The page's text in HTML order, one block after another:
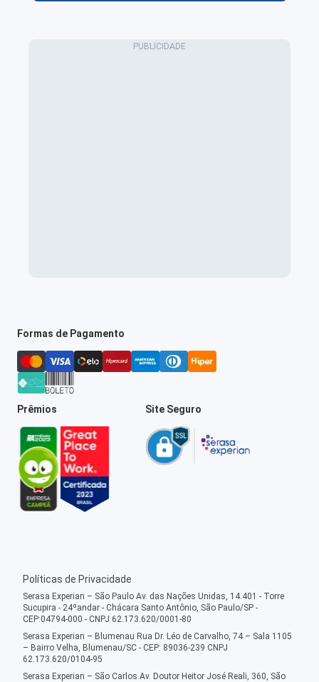
Formas de Pagamento
Prêmios Site Seguro
Políticas de Privacidade
Serasa Experian – São Paulo Av. das Nações Unidas, 14.401 - Torre
Sucupira - 24ºandar - Chácara Santo Antônio, São Paulo/SP -
CEP:04794-000 - CNPJ 62.173.620/0001-80
Serasa Experian – Blumenau Rua Dr. Léo de Carvalho, 74 – Sala 1105
– Bairro Velha, Blumenau/SC - CEP: 89036-239 CNPJ
62.173.620/0104-95
Serasa Experian – São Carlos Av. Doutor Heitor José Reali, 360, São